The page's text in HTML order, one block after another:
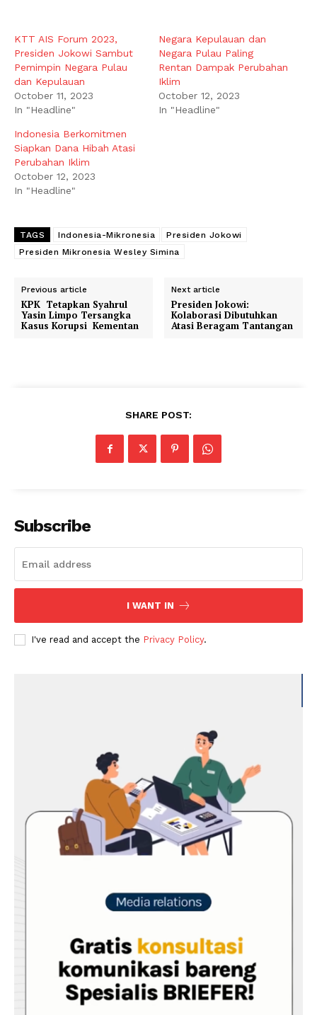
KTT AIS Forum 2023,
Presiden Jokowi Sambut
Pemimpin Negara Pulau
dan Kepulauan
October 11, 2023
In "Headline"
Negara Kepulauan dan
Negara Pulau Paling
Rentan Dampak Perubahan
Iklim
October 12, 2023
In "Headline"
Indonesia Berkomitmen
Siapkan Dana Hibah Atasi
Perubahan Iklim
October 12, 2023
In "Headline"
TAGS Indonesia-Mikronesia
Presiden Jokowi
Presiden Mikronesia Wesley Simina
Previous article
KPK Tetapkan Syahrul
Yasin Limpo Tersangka
Kasus Korupsi Kementan
Next article
Presiden Jokowi:
Kolaborasi Dibutuhkan
Atasi Beragam Tantangan
SHARE POST:
Subscribe
I WANT IN
I've read and accept the Privacy Policy.